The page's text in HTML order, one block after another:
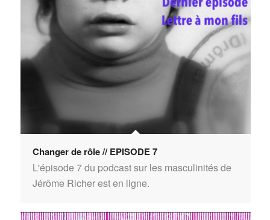
Changer de rôle // EPISODE 7
L'épisode 7 du podcast sur les masculinités de
Jérôme Richer est en ligne.